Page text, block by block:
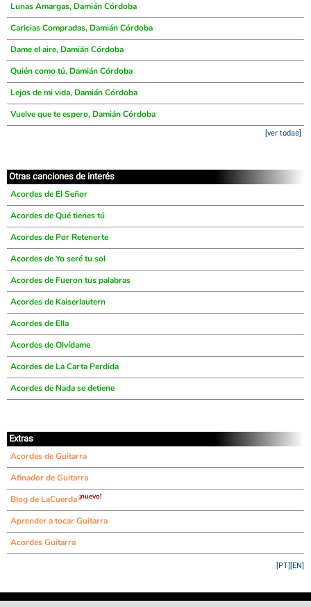
Lunas Amargas, Damián Córdoba
Caricias Compradas, Damián Córdoba
Dame el aire, Damián Córdoba
Quién como tú, Damián Córdoba
Lejos de mi vida, Damián Córdoba
Vuelve que te espero, Damián Córdoba
[ver todas]
Otras canciones de interés
Acordes de El Señor
Acordes de Qué tienes tú
Acordes de Por Retenerte
Acordes de Yo seré tu sol
Acordes de Fueron tus palabras
Acordes de Kaiserlautern
Acordes de Ella
Acordes de Olvídame
Acordes de La Carta Perdida
Acordes de Nada se detiene
Extras
Acordes de Guitarra
Afinador de Guitarra
Blog de LaCuerda ¡nuevo!
Aprender a tocar Guitarra
Acordes Guitarra
[EN]
[PT]